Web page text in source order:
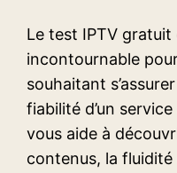
Le test IPTV gratuit
incontournable
souhaitant
fiabilité d’un
vous aide à
contenus, la